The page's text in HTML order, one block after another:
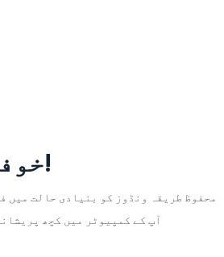
خوفناک! سیف موڈ کام نہیں کررہا!
محفوظ طریقہ ونڈوز کو بنیادی حالت میں
آپ کے کمپیوٹر میں کچھ